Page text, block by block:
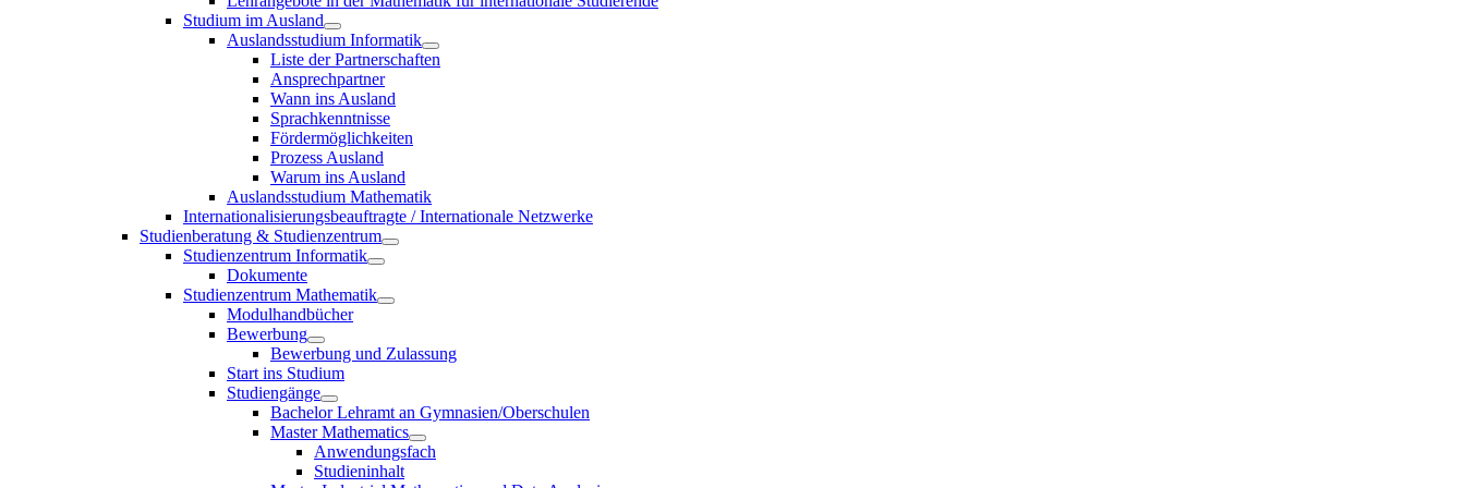
Studium im Ausland
Auslandsstudium Informatik
Liste der Partnerschaften
Ansprechpartner
Wann ins Ausland
Sprachkenntnisse
Fördermöglichkeiten
Prozess Ausland
Warum ins Ausland
Auslandsstudium Mathematik
Internationalisierungsbeauftragte / Internationale Netzwerke
Studienberatung & Studienzentrum
Studienzentrum Informatik
Dokumente
Studienzentrum Mathematik
Modulhandbücher
Bewerbung
Bewerbung und Zulassung
Start ins Studium
Studiengänge
Bachelor Lehramt an Gymnasien/Oberschulen
Master Mathematics
Anwendungsfach
Studieninhalt